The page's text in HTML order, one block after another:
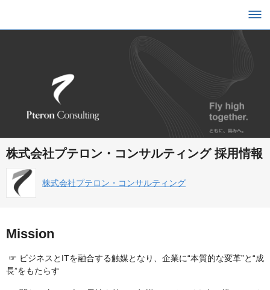
株式会社プテロン・コンサルティング 採用情報
株式会社プテロン・コンサルティング
Mission
☞ ビジネスとITを融合する触媒となり、企業に“本質的な変革”と“成
長”をもたらす